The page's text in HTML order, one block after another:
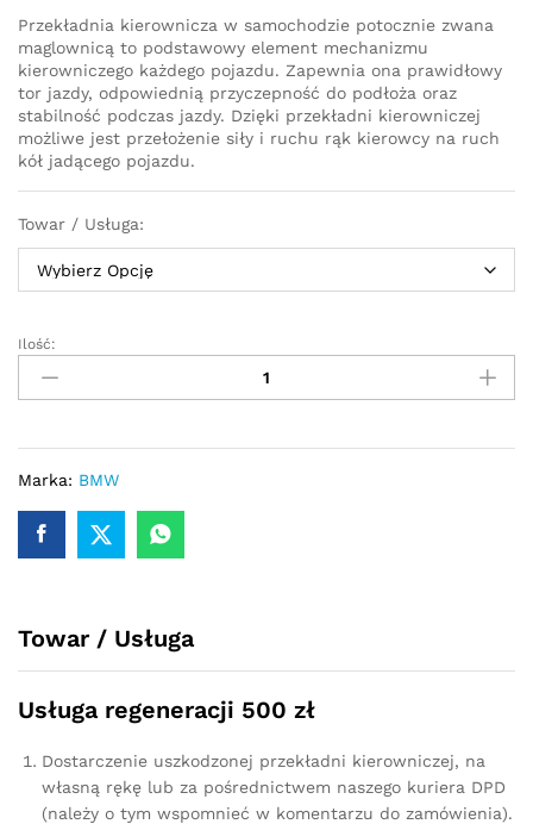
Przekładnia kierownicza w samochodzie potocznie zwana
maglownicą to podstawowy element mechanizmu
kierowniczego każdego pojazdu. Zapewnia ona prawidłowy
tor jazdy, odpowiednią przyczepność do podłoża oraz
stabilność podczas jazdy. Dzięki przekładni kierowniczej
możliwe jest przełożenie siły i ruchu rąk kierowcy na ruch
kół jadącego pojazdu.
Towar / Usługa:
Przekładnia
kierownicza
-
BMW
E91
2013
Ilość:
Marka: BMW
Towar / Usługa
Usługa regeneracji 500 zł
Dostarczenie uszkodzonej przekładni kierowniczej, na
własną rękę lub za pośrednictwem naszego kuriera DPD
(należy o tym wspomnieć w komentarzu do zamówienia).